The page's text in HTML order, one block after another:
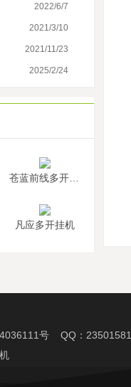
2022/6/7
2021/3/10
2021/11/23
2025/2/24
另一个伊甸超
镇魂街天生为
凡应多开挂机
号QQ：
机